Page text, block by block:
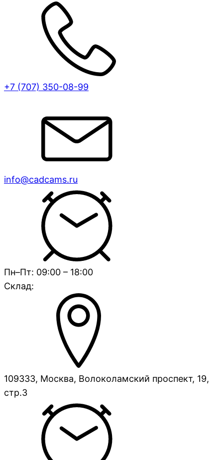
+7 (707) 350-08-99
info@cadcams.ru
Пн–Пт: 09:00 – 18:00
Склад:
109333, Москва, Волоколамский проспект, 19,
стр.3